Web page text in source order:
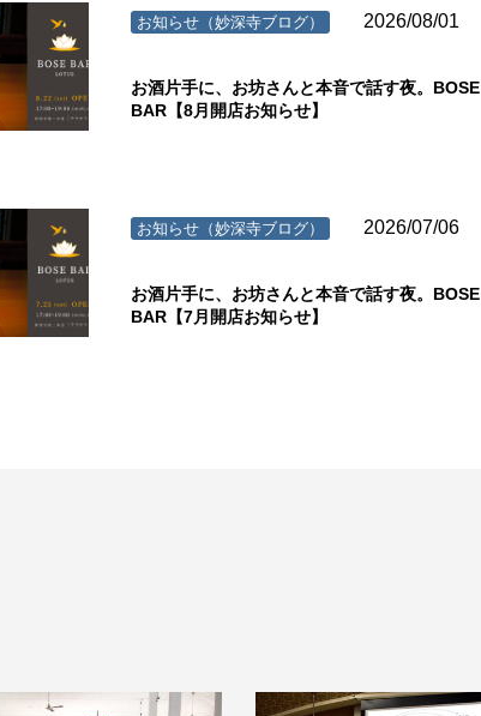
お知らせ（妙深寺ブログ） 2026/08/01
お酒片手に、お坊さんと本音で話す夜。BOSE
BAR【8月開店お知らせ】
お知らせ（妙深寺ブログ） 2026/07/06
お酒片手に、お坊さんと本音で話す夜。BOSE
BAR【7月開店お知らせ】